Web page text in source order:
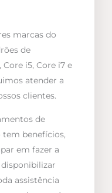
marcas do
de
i5, Core i7 e
atender a
clientes.
de
tem benefícios,
em fazer a
assistência